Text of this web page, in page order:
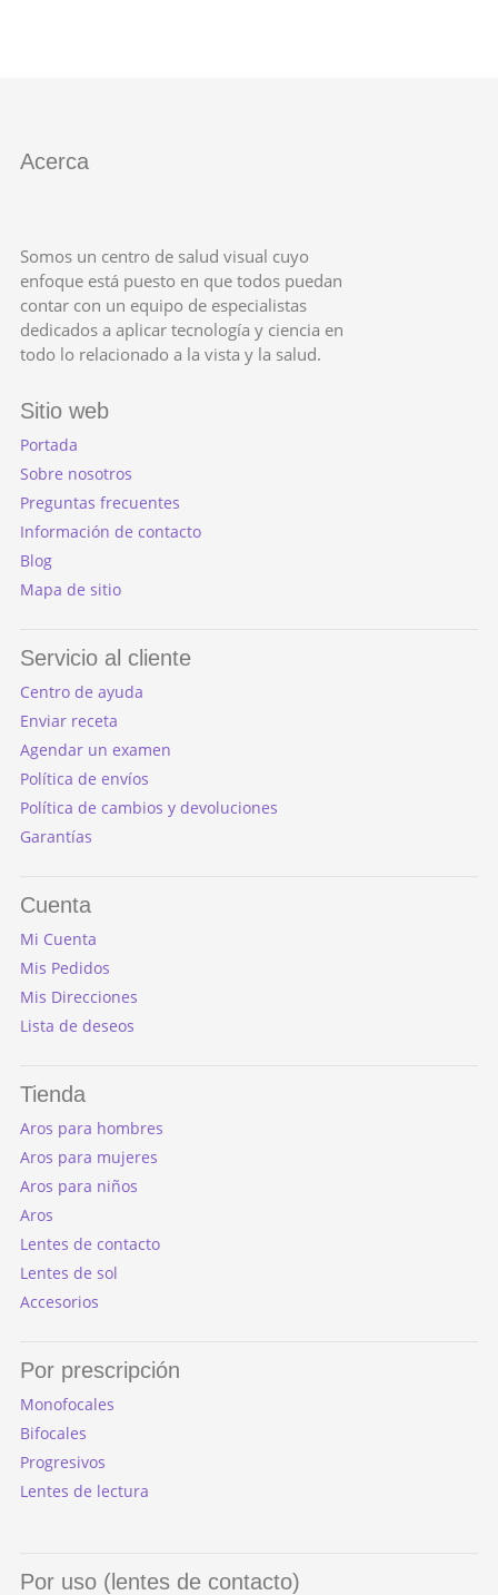
Acerca
Somos un centro de salud visual cuyo
enfoque está puesto en que todos puedan
contar con un equipo de especialistas
dedicados a aplicar tecnología y ciencia en
todo lo relacionado a la vista y la salud.
Sitio web
Portada
Sobre nosotros
Preguntas frecuentes
Información de contacto
Blog
Mapa de sitio
Servicio al cliente
Centro de ayuda
Enviar receta
Agendar un examen
Política de envíos
Política de cambios y devoluciones
Garantías
Cuenta
Mi Cuenta
Mis Pedidos
Mis Direcciones
Lista de deseos
Tienda
Aros para hombres
Aros para mujeres
Aros para niños
Aros
Lentes de contacto
Lentes de sol
Accesorios
Por prescripción
Monofocales
Bifocales
Progresivos
Lentes de lectura
Por uso (lentes de contacto)